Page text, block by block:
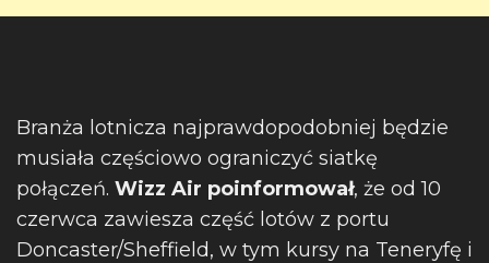
Branża lotnicza najprawdopodobniej będzie
musiała częściowo ograniczyć siatkę
połączeń. Wizz Air poinformował, że od 10
czerwca zawiesza część lotów z portu
Doncaster/Sheffield, w tym kursy na Teneryfę i